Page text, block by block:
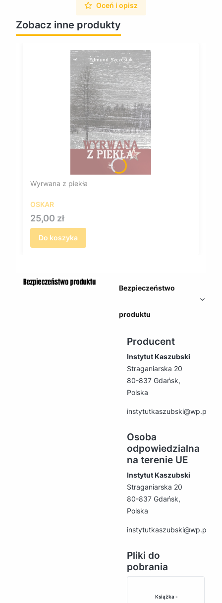
Oceń i opisz
Zobacz inne produkty
Wyrwana z piekła
OSKAR
Cena
25,00 zł
Do koszyka
Bezpieczeństwo
produktu
Producent
Instytut Kaszubski
Straganiarska 20
80-837 Gdańsk,
Polska
instytutkaszubski@wp.pl
Osoba
odpowiedzialna
na terenie UE
Instytut Kaszubski
Straganiarska 20
80-837 Gdańsk,
Polska
instytutkaszubski@wp.pl
Pliki do
pobrania
Książka -